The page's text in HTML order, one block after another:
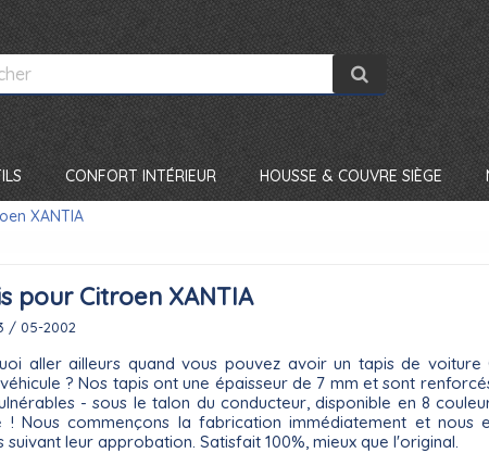
CONFORT INTÉRIEUR HOUSSE & COUVRE SIÈGE
XANTIA
pour Citroen XANTIA
/ 05-2002
aller ailleurs quand vous pouvez avoir un tapis de
? Nos tapis ont une épaisseur de 7 mm et sont
- sous le talon du conducteur, disponible en 8
Nous commençons la fabrication immédiatement et nous
suivant leur approbation. Satisfait 100%, mieux que l'original.